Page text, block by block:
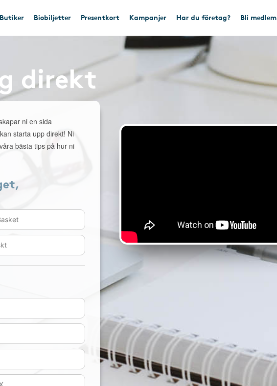
Butiker Biobiljetter Presentkort Kampanjer Har du företag? Bli medlem
direkt
ni en sida
starta upp direkt! Ni
bästa tips på hur ni